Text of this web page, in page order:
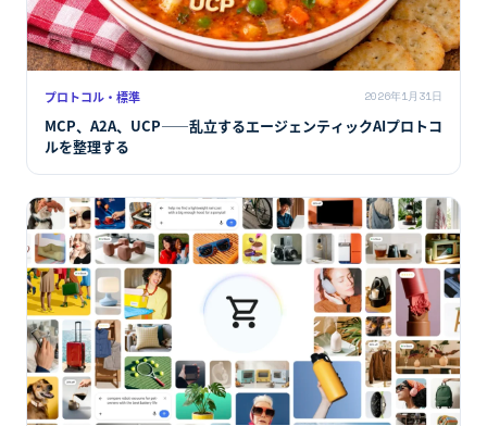
プロトコル・標準 2026年1月31日
MCP、A2A、UCP――乱立するエージェンティックAIプロトコ
ルを整理する